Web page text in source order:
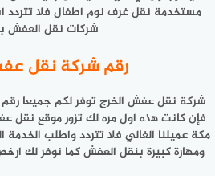
مستخدمة نقل غرف نوم اطفال فلا تتردد
شركات نقل العفش
رقم شركة نقل
شركة نقل عفش الخرج توفر لكم جميعا
فإن كانت هذه اول مره لك تزور موقع
مكة عميلنا الغالي فلا تتردد واطلب
ومهارة كبيرة بنقل العفش كما نوفر لك